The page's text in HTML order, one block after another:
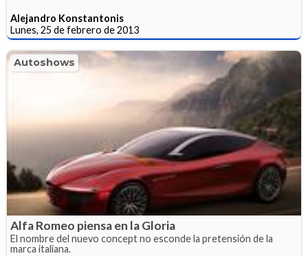
Alejandro Konstantonis
Lunes, 25 de febrero de 2013
Autoshows
Alfa Romeo piensa en la Gloria
El nombre del nuevo concept no esconde la pretensión de la
marca italiana.